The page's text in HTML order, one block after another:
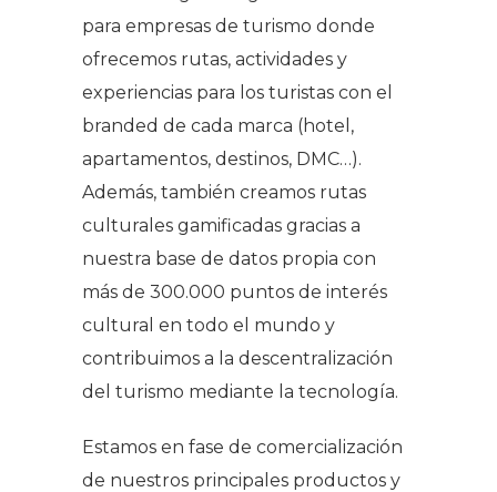
para empresas de turismo donde
ofrecemos rutas, actividades y
experiencias para los turistas con el
branded de cada marca (hotel,
apartamentos, destinos, DMC…).
Además, también creamos rutas
culturales gamificadas gracias a
nuestra base de datos propia con
más de 300.000 puntos de interés
cultural en todo el mundo y
contribuimos a la descentralización
del turismo mediante la tecnología.
Estamos en fase de comercialización
de nuestros principales productos y